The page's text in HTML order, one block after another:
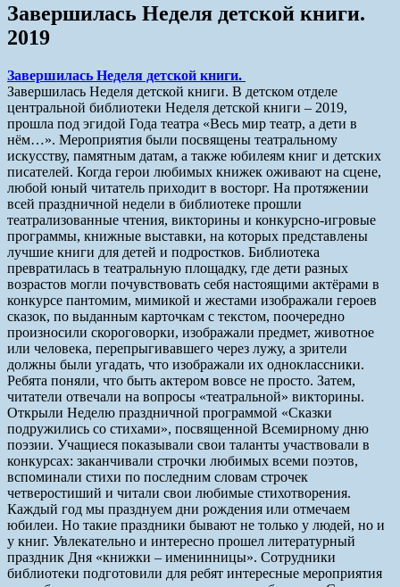
Завершилась Неделя детской книги.
2019
Завершилась Неделя детской книги.
Завершилась Неделя детской книги. В детском отделе
центральной библиотеки Неделя детской книги – 2019,
прошла под эгидой Года театра «Весь мир театр, а дети в
нём…». Мероприятия были посвящены театральному
искусству, памятным датам, а также юбилеям книг и детских
писателей. Когда герои любимых книжек оживают на сцене,
любой юный читатель приходит в восторг. На протяжении
всей праздничной недели в библиотеке прошли
театрализованные чтения, викторины и конкурсно-игровые
программы, книжные выставки, на которых представлены
лучшие книги для детей и подростков. Библиотека
превратилась в театральную площадку, где дети разных
возрастов могли почувствовать себя настоящими актёрами в
конкурсе пантомим, мимикой и жестами изображали героев
сказок, по выданным карточкам с текстом, поочередно
произносили скороговорки, изображали предмет, животное
или человека, перепрыгивавшего через лужу, а зрители
должны были угадать, что изображали их одноклассники.
Ребята поняли, что быть актером вовсе не просто. Затем,
читатели отвечали на вопросы «театральной» викторины.
Открыли Неделю праздничной программой «Сказки
подружились со стихами», посвященной Всемирному дню
поэзии. Учащиеся показывали свои таланты участвовали в
конкурсах: заканчивали строчки любимых всеми поэтов,
вспоминали стихи по последним словам строчек
четверостиший и читали свои любимые стихотворения.
Каждый год мы празднуем дни рождения или отмечаем
юбилеи. Но такие праздники бывают не только у людей, но и
у книг. Увлекательно и интересно прошел литературный
праздник Дня «книжки – именинницы». Сотрудники
библиотеки подготовили для ребят интересные мероприятия